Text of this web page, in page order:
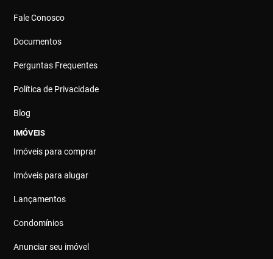
Fale Conosco
Documentos
Perguntas Frequentes
Política de Privacidade
Blog
IMÓVEIS
Imóveis para comprar
Imóveis para alugar
Lançamentos
Condomínios
Anunciar seu imóvel